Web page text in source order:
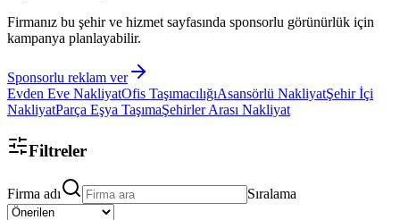
Firmanız bu şehir ve hizmet sayfasında sponsorlu görünürlük için
kampanya planlayabilir.
Sponsorlu reklam ver
Evden Eve NakliyatOfis TaşımacılığıAsansörlü NakliyatŞehir İçi
NakliyatParça Eşya TaşımaŞehirler Arası Nakliyat
Filtreler
Firma adı Sıralama